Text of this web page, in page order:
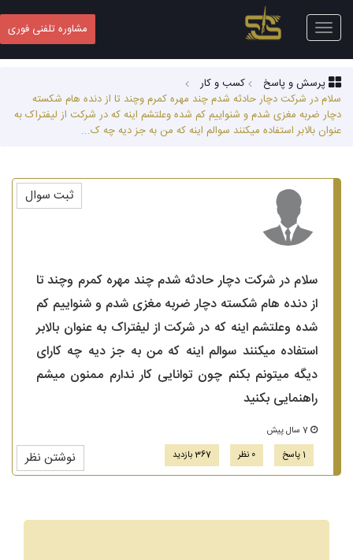
Toggle
navigation
مشاوره تلفنی فوری
پرسش و پاسخ
کسب‌ و کار
سلام در شرکت دچار حادثه شدم چند مهره کمرم وچند تا از دنده هام شکسته
دچار ضربه مغزی شدم و شنواییم کم شده وعلتشم اینه که در شرکت از لیفتراک به
عنوان بالابر استفاده میکنند سوالم اینه که من به جز دیه چه ک...
سلام در شرکت دچار حادثه شدم چند مهره کمرم وچند تا
از دنده هام شکسته دچار ضربه مغزی شدم و شنواییم کم
شده وعلتشم اینه که در شرکت از لیفتراک به عنوان بالابر
استفاده میکنند سوالم اینه که من به جز دیه چه کارای
دیگه میتونم بکنم چون توانایی کار ندارم ممنون میشم
راهنمایی بکنید
1 پاسخ
0 نظر 367 بازدید نوشتن نظر
ثبت سوال